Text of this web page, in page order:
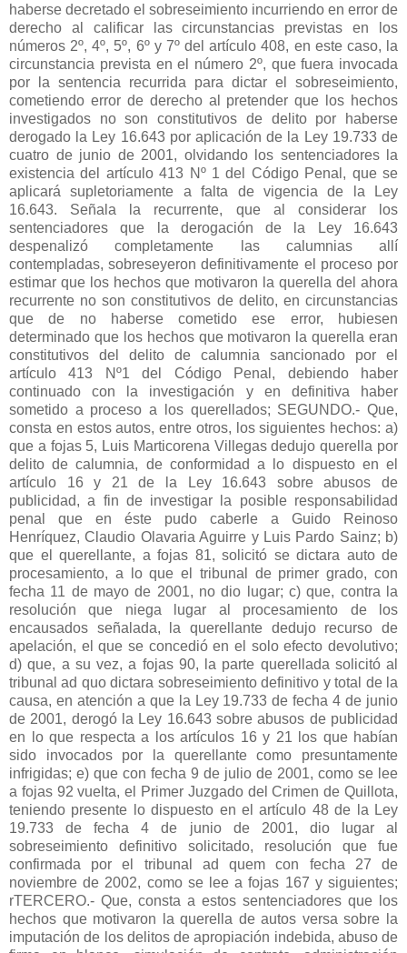
haberse decretado el sobreseimiento incurriendo en error de
derecho al calificar las circunstancias previstas en los
números 2º, 4º, 5º, 6º y 7º del artículo 408, en este caso, la
circunstancia prevista en el número 2º, que fuera invocada
por la sentencia recurrida para dictar el sobreseimiento,
cometiendo error de derecho al pretender que los hechos
investigados no son constitutivos de delito por haberse
derogado la Ley 16.643 por aplicación de la Ley 19.733 de
cuatro de junio de 2001, olvidando los sentenciadores la
existencia del artículo 413 Nº 1 del Código Penal, que se
aplicará supletoriamente a falta de vigencia de la Ley
16.643. Señala la recurrente, que al considerar los
sentenciadores que la derogación de la Ley 16.643
despenalizó completamente las calumnias allí
contempladas, sobreseyeron definitivamente el proceso por
estimar que los hechos que motivaron la querella del ahora
recurrente no son constitutivos de delito, en circunstancias
que de no haberse cometido ese error, hubiesen
determinado que los hechos que motivaron la querella eran
constitutivos del delito de calumnia sancionado por el
artículo 413 Nº1 del Código Penal, debiendo haber
continuado con la investigación y en definitiva haber
sometido a proceso a los querellados; SEGUNDO.- Que,
consta en estos autos, entre otros, los siguientes hechos: a)
que a fojas 5, Luis Marticorena Villegas dedujo querella por
delito de calumnia, de conformidad a lo dispuesto en el
artículo 16 y 21 de la Ley 16.643 sobre abusos de
publicidad, a fin de investigar la posible responsabilidad
penal que en éste pudo caberle a Guido Reinoso
Henríquez, Claudio Olavaria Aguirre y Luis Pardo Sainz; b)
que el querellante, a fojas 81, solicitó se dictara auto de
procesamiento, a lo que el tribunal de primer grado, con
fecha 11 de mayo de 2001, no dio lugar; c) que, contra la
resolución que niega lugar al procesamiento de los
encausados señalada, la querellante dedujo recurso de
apelación, el que se concedió en el solo efecto devolutivo;
d) que, a su vez, a fojas 90, la parte querellada solicitó al
tribunal ad quo dictara sobreseimiento definitivo y total de la
causa, en atención a que la Ley 19.733 de fecha 4 de junio
de 2001, derogó la Ley 16.643 sobre abusos de publicidad
en lo que respecta a los artículos 16 y 21 los que habían
sido invocados por la querellante como presuntamente
infrigidas; e) que con fecha 9 de julio de 2001, como se lee
a fojas 92 vuelta, el Primer Juzgado del Crimen de Quillota,
teniendo presente lo dispuesto en el artículo 48 de la Ley
19.733 de fecha 4 de junio de 2001, dio lugar al
sobreseimiento definitivo solicitado, resolución que fue
confirmada por el tribunal ad quem con fecha 27 de
noviembre de 2002, como se lee a fojas 167 y siguientes;
rTERCERO.- Que, consta a estos sentenciadores que los
hechos que motivaron la querella de autos versa sobre la
imputación de los delitos de apropiación indebida, abuso de